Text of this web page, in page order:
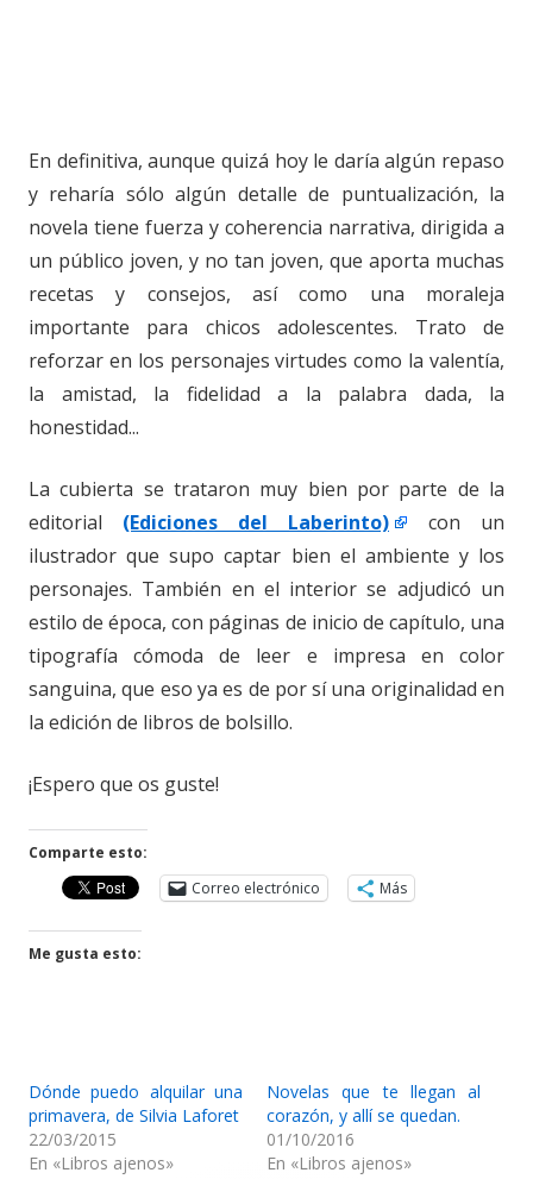
En definitiva, aunque quizá hoy le daría algún repaso
y reharía sólo algún detalle de puntualización, la
novela tiene fuerza y coherencia narrativa, dirigida a
un público joven, y no tan joven, que aporta muchas
recetas y consejos, así como una moraleja
importante para chicos adolescentes. Trato de
reforzar en los personajes virtudes como la valentía,
la amistad, la fidelidad a la palabra dada, la
honestidad...
La cubierta se trataron muy bien por parte de la
editorial (Ediciones del Laberinto)
con un
ilustrador que supo captar bien el ambiente y los
personajes. También en el interior se adjudicó un
estilo de época, con páginas de inicio de capítulo, una
tipografía cómoda de leer e impresa en color
sanguina, que eso ya es de por sí una originalidad en
la edición de libros de bolsillo.
¡Espero que os guste!
Comparte esto:
Correo electrónico
Más
Me gusta esto:
Dónde puedo alquilar una
primavera, de Silvia Laforet
22/03/2015
En «Libros ajenos»
Novelas que te llegan al
corazón, y allí se quedan.
01/10/2016
En «Libros ajenos»